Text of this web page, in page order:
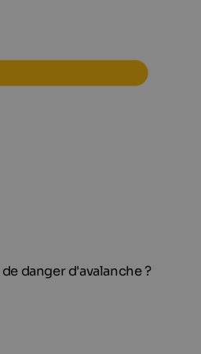
de danger d'avalanche ?